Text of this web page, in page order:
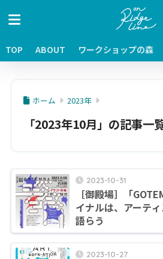
TOP ABOUT ワークショップの森
ホーム 2023年
「2023年10月」の記事一
2023-10-31
［御殿場］「
イナルは、アーテ
語らう
2023-10-27